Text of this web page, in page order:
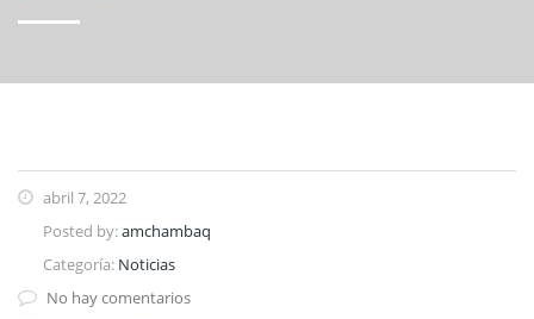
abril 7, 2022
Posted by:amchambaq
Categoría: Noticias
No hay comentarios